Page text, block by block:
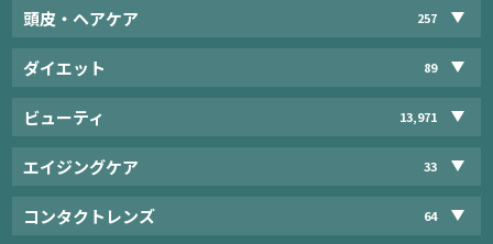
頭皮・ヘアケア 257
ダイエット 89
ビューティ 13,971
エイジングケア 33
コンタクトレンズ 64